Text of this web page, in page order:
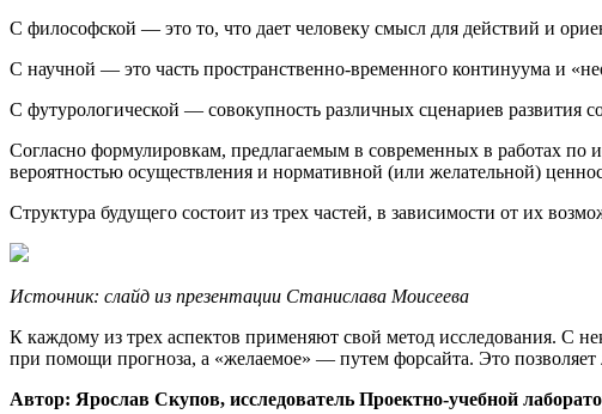
С философской — это то, что дает человеку смысл для действий и
С научной — это часть пространственно-временного континуума и
С футурологической — совокупность различных сценариев развития
Согласно формулировкам, предлагаемым в современных в работах по
вероятностью осуществления и нормативной (или желательной)
Структура будущего состоит из трех частей, в зависимости от их
Источник: слайд из презентации Станислава Моисеева
К каждому из трех аспектов применяют свой метод исследования. С
при помощи прогноза, а «желаемое» — путем форсайта. Это
Автор: Ярослав Скупов, исследователь Проектно-учебной